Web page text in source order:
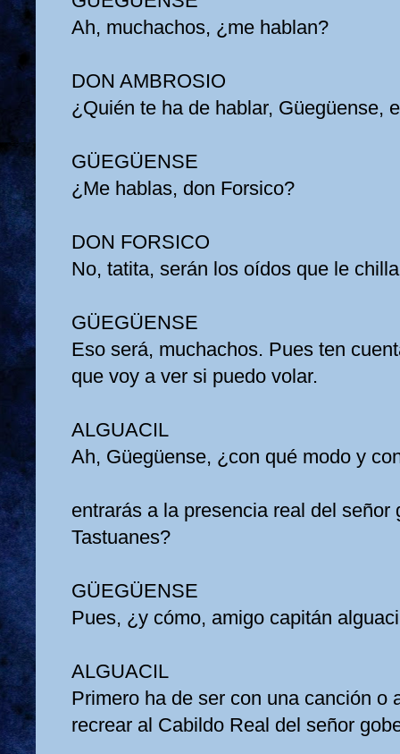
Ah, muchachos, ¿me hablan?
DON AMBROSIO
¿Quién te ha de hablar, Güegüense,
GÜEGÜENSE
¿Me hablas, don Forsico?
DON FORSICO
No, tatita, serán los oídos que le
GÜEGÜENSE
Eso será, muchachos. Pues ten
que voy a ver si puedo volar.
ALGUACIL
Ah, Güegüense, ¿con qué modo y
entrarás a la presencia real del señor
Tastuanes?
GÜEGÜENSE
Pues, ¿y cómo, amigo capitán
ALGUACIL
Primero ha de ser con una canción o
recrear al Cabildo Real del señor